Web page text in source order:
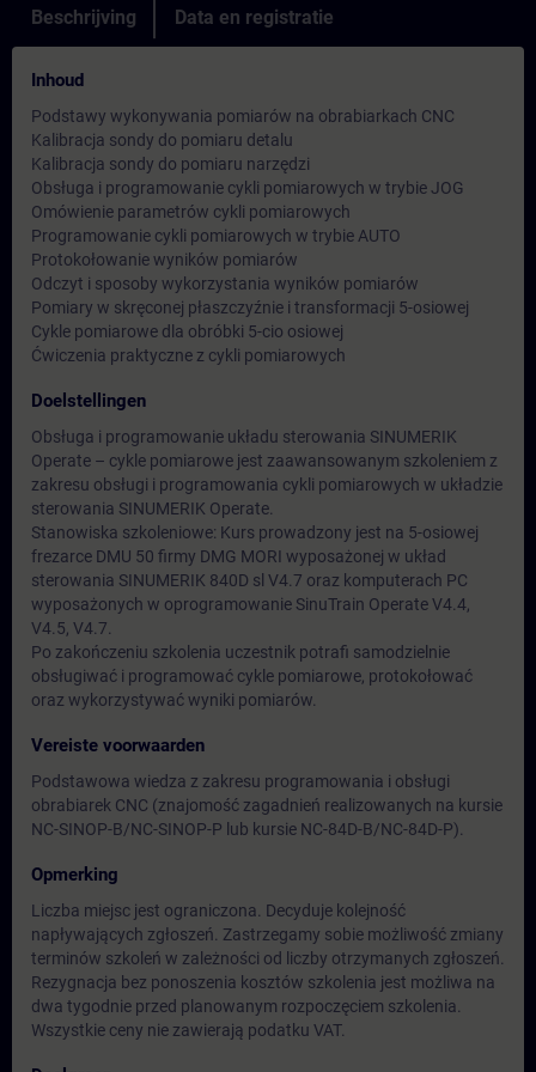
Beschrijving Data en registratie
Inhoud
Podstawy wykonywania pomiarów na obrabiarkach CNC
Kalibracja sondy do pomiaru detalu
Kalibracja sondy do pomiaru narzędzi
Obsługa i programowanie cykli pomiarowych w trybie JOG
Omówienie parametrów cykli pomiarowych
Programowanie cykli pomiarowych w trybie AUTO
Protokołowanie wyników pomiarów
Odczyt i sposoby wykorzystania wyników pomiarów
Pomiary w skręconej płaszczyźnie i transformacji 5-osiowej
Cykle pomiarowe dla obróbki 5-cio osiowej
Ćwiczenia praktyczne z cykli pomiarowych
Doelstellingen
Obsługa i programowanie układu sterowania SINUMERIK
Operate – cykle pomiarowe jest zaawansowanym szkoleniem z
zakresu obsługi i programowania cykli pomiarowych w układzie
sterowania SINUMERIK Operate.
Stanowiska szkoleniowe: Kurs prowadzony jest na 5-osiowej
frezarce DMU 50 firmy DMG MORI wyposażonej w układ
sterowania SINUMERIK 840D sl V4.7 oraz komputerach PC
wyposażonych w oprogramowanie SinuTrain Operate V4.4,
V4.5, V4.7.
Po zakończeniu szkolenia uczestnik potrafi samodzielnie
obsługiwać i programować cykle pomiarowe, protokołować
oraz wykorzystywać wyniki pomiarów.
Vereiste voorwaarden
Podstawowa wiedza z zakresu programowania i obsługi
obrabiarek CNC (znajomość zagadnień realizowanych na kursie
NC-SINOP-B/NC-SINOP-P lub kursie NC-84D-B/NC-84D-P).
Opmerking
Liczba miejsc jest ograniczona. Decyduje kolejność
napływających zgłoszeń. Zastrzegamy sobie możliwość zmiany
terminów szkoleń w zależności od liczby otrzymanych zgłoszeń.
Rezygnacja bez ponoszenia kosztów szkolenia jest możliwa na
dwa tygodnie przed planowanym rozpoczęciem szkolenia.
Wszystkie ceny nie zawierają podatku VAT.